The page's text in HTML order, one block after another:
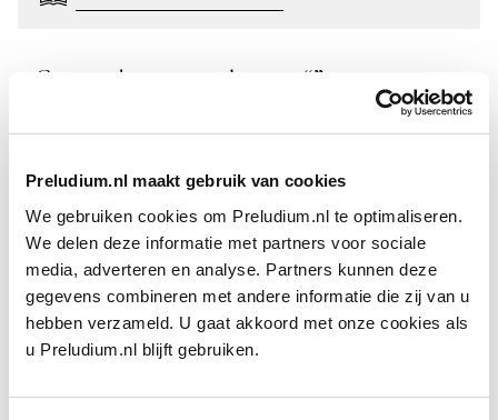
Preludium.nl maakt gebruik van cookies
We gebruiken cookies om Preludium.nl te optimaliseren.
We delen deze informatie met partners voor sociale
media, adverteren en analyse. Partners kunnen deze
gegevens combineren met andere informatie die zij van u
hebben verzameld. U gaat akkoord met onze cookies als
u Preludium.nl blijft gebruiken.
Geen resultaten gevonden voor “”.